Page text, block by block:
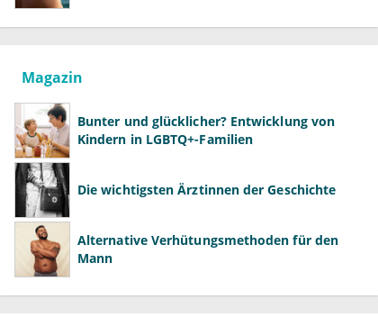
Magazin
Bunter und glücklicher? Entwicklung von
Kindern in LGBTQ+-Familien
Die wichtigsten Ärztinnen der Geschichte
Alternative Verhütungsmethoden für den
Mann